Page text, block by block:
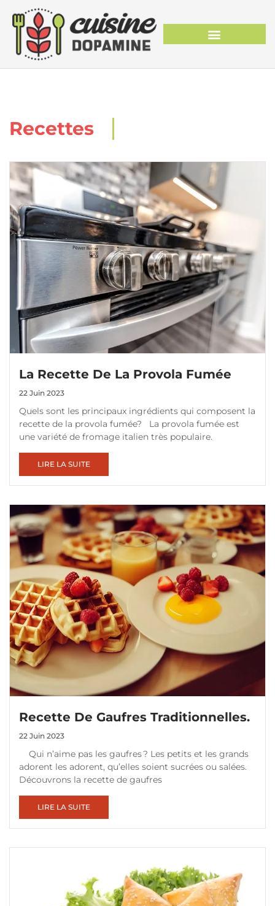
Recettes
La Recette De La Provola Fumée
22 Juin 2023
Quels sont les principaux ingrédients qui composent la
recette de la provola fumée? La provola fumée est
une variété de fromage italien très populaire.
LIRE LA SUITE
Recette De Gaufres Traditionnelles.
22 Juin 2023
Qui n’aime pas les gaufres ? Les petits et les grands
adorent les adorent, qu’elles soient sucrées ou salées.
Découvrons la recette de gaufres
LIRE LA SUITE